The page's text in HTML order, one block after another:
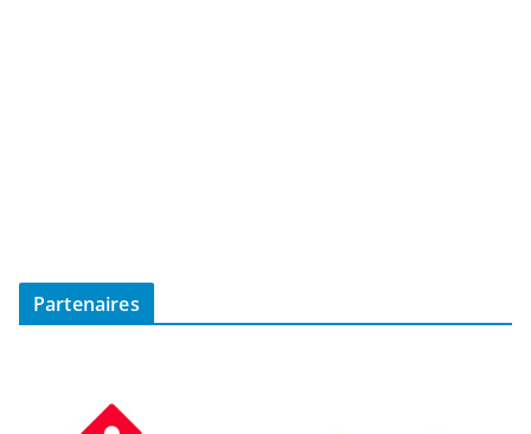
Partenaires